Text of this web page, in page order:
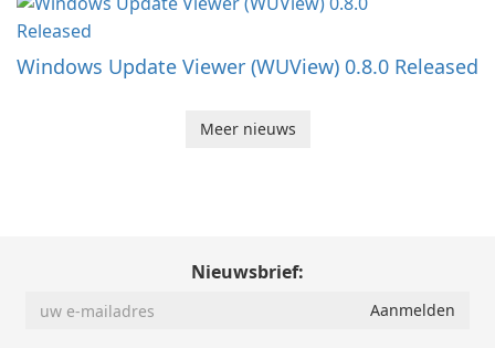
Windows Update Viewer (WUView) 0.8.0 Released
Meer nieuws
Nieuwsbrief: